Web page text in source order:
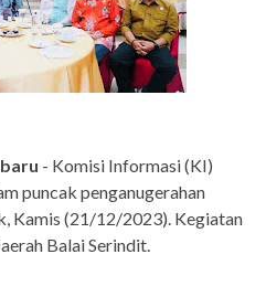
- Komisi Informasi (KI)
puncak penganugerahan
Kamis (21/12/2023). Kegiatan
Balai Serindit.